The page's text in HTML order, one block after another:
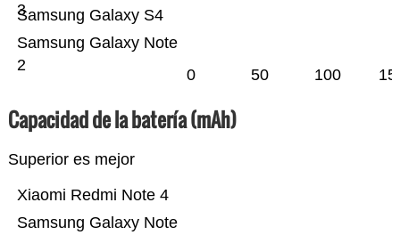
Samsung Galaxy Note
2
Samsung Galaxy S4
3
0 50 100
Capacidad de la batería (mAh)
Superior es mejor
Samsung Galaxy Note
Xiaomi Redmi Note 4